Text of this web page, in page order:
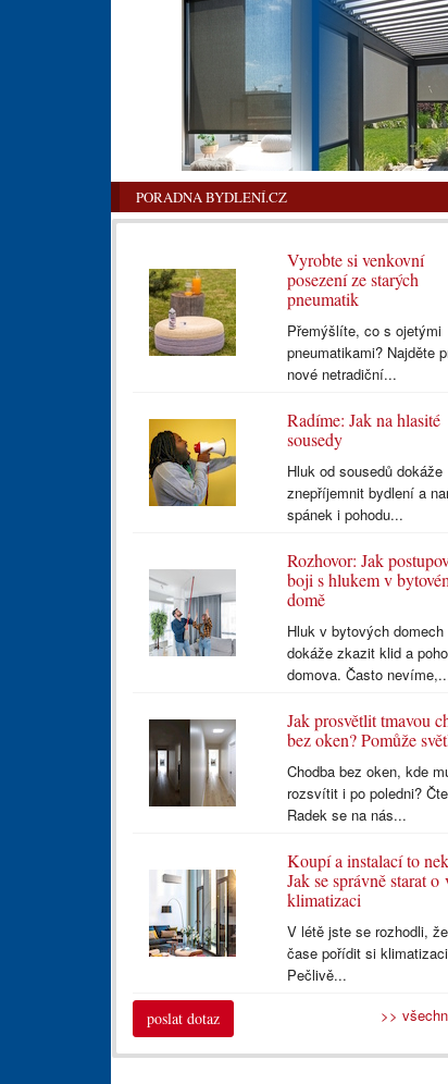
PORADNA BYDLENÍ.CZ
Vyrobte si venkovní
posezení ze starých
pneumatik
Přemýšlíte, co s ojetými
pneumatikami? Najděte
nové netradiční...
Radíme: Jak na hlasité
sousedy
Hluk od sousedů dokáže
znepříjemnit bydlení a
spánek i pohodu...
Rozhovor: Jak
boji s hlukem v
domě
Hluk v bytových domech
dokáže zkazit klid a
domova. Často
Jak prosvětlit tmavou
bez oken? Pomůže
Chodba bez oken, kde
rozsvítit i po poledni?
Radek se na nás...
Koupí a instalací to
Jak se správně starat o
klimatizaci
V létě jste se rozhodli,
čase pořídit si
Pečlivě...
poslat dotaz >>